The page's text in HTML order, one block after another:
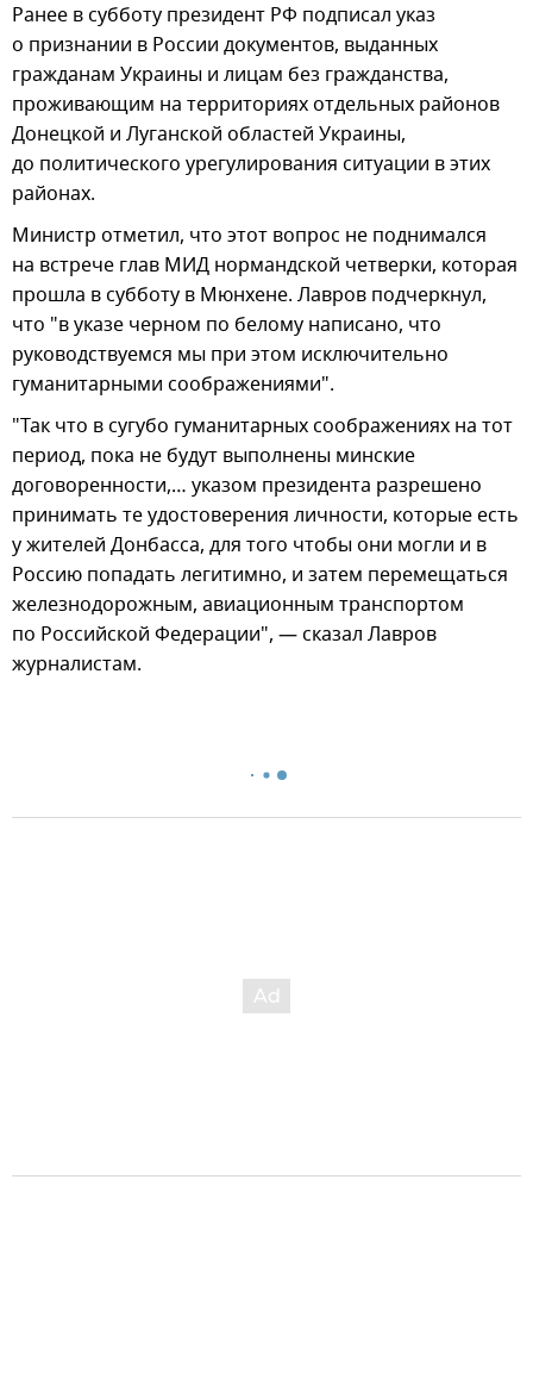
Ранее в субботу президент РФ подписал указ
о признании в России документов, выданных
гражданам Украины и лицам без гражданства,
проживающим на территориях отдельных районов
Донецкой и Луганской областей Украины,
до политического урегулирования ситуации в этих
районах.
Министр отметил, что этот вопрос не поднимался
на встрече глав МИД нормандской четверки, которая
прошла в субботу в Мюнхене. Лавров подчеркнул,
что "в указе черном по белому написано, что
руководствуемся мы при этом исключительно
гуманитарными соображениями".
"Так что в сугубо гуманитарных соображениях на тот
период, пока не будут выполнены минские
договоренности,… указом президента разрешено
принимать те удостоверения личности, которые есть
у жителей Донбасса, для того чтобы они могли и в
Россию попадать легитимно, и затем перемещаться
железнодорожным, авиационным транспортом
по Российской Федерации", — сказал Лавров
журналистам.